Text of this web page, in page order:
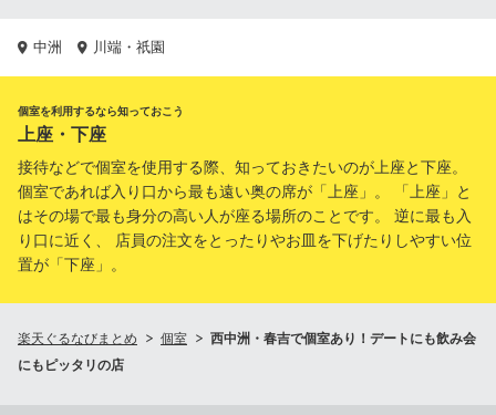
中洲 川端・祇園
個室を利用するなら知っておこう
上座・下座
接待などで個室を使用する際、知っておきたいのが上座と下座。
個室であれば入り口から最も遠い奥の席が「上座」。 「上座」と
はその場で最も身分の高い人が座る場所のことです。 逆に最も入
り口に近く、 店員の注文をとったりやお皿を下げたりしやすい位
置が「下座」。
楽天ぐるなびまとめ 個室
西中洲・春吉で個室あり！デートにも飲み会
にもピッタリの店